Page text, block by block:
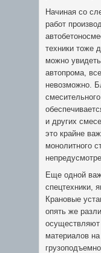
Начиная со
работ
техники тоже
можно
автопрома,
невозможно.
и других
это крайне
монолитного
Еще одной
спецтехники,
Крановые
опять же
осуществляют
материалов